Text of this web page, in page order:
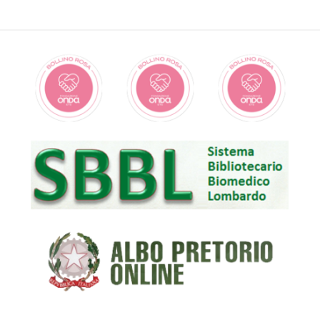
DIFETTI DELLA FOSFORILAZIONE OSSIDATIVA
MITOCONDRIALE DA ALTERAZIONI DEL DNA
NUCLEARE
EPATITE AUTOIMMUNE -Struttura Complessa di
Medicina ad indirizzo Epatologico e Gastroenterologico
GANGLIOSIDOSI
IPOFOSFATASIA
KEARNS-SAYRE SINDROME DI
MALATTIE PEROSSISOMIALI
MELAS SINDROME
MERRF SINDROME
MUCOLIPIDOSI
MUCOPOLISACCARIDOSI
OLIGOSACCARIDOSI
SINDROMI DA DEFICIT CONGENITO DI CREATINA
TRICARBOSSILICI